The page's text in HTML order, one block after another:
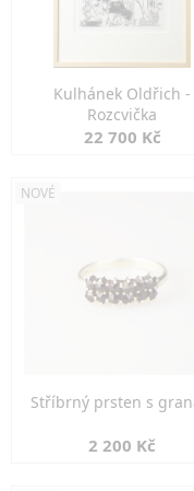
Kulhánek Oldřich -
Rozcvička
22 700 Kč
NOVÉ
Stříbrný prsten s
2 200 Kč